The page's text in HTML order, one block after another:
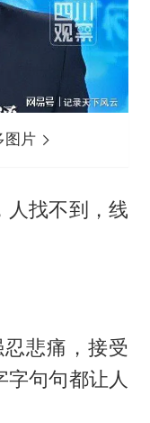
图片
人找不到，线
悲痛，接受
句句都让人